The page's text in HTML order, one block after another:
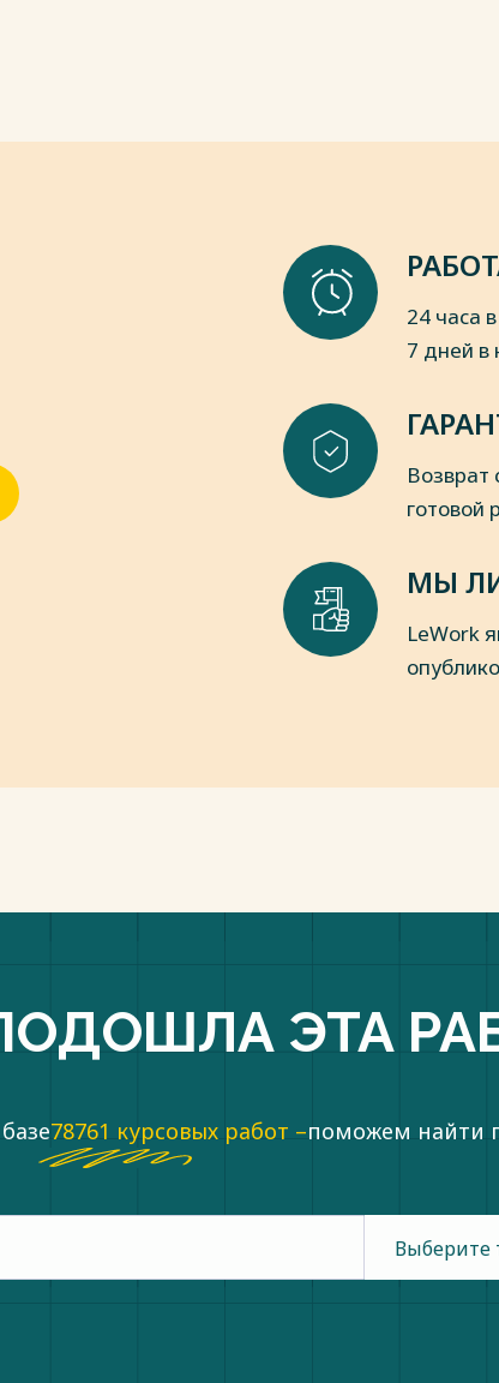
18-22.
24 часа
7 дней
Возврат
готовой
МЫ
LeWork
ЭТА
78761 курсовых работ –поможем найти
Выберите